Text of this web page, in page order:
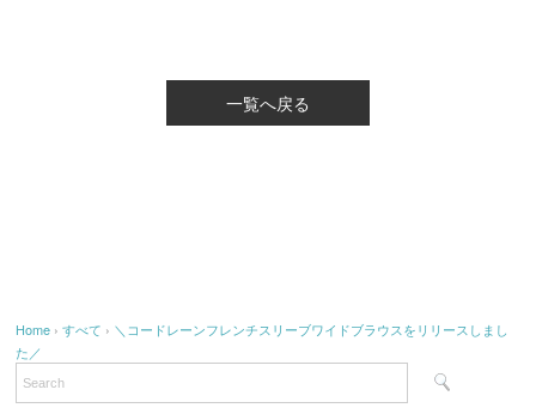
一覧へ戻る
Home ›すべて › ＼コードレーンフレンチスリーブワイドブラウスをリリースしまし
た／